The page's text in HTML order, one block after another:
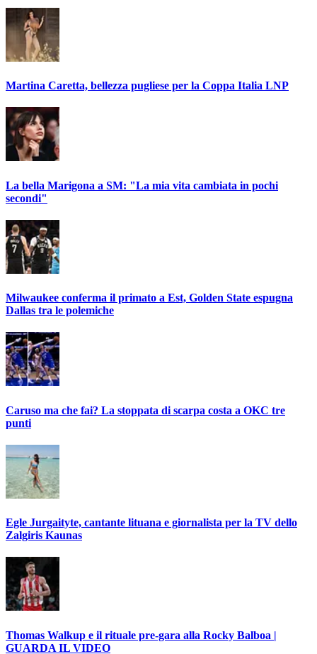
Martina Caretta, bellezza pugliese per la Coppa Italia LNP
La bella Marigona a SM: "La mia vita cambiata in pochi
secondi"
Milwaukee conferma il primato a Est, Golden State espugna
Dallas tra le polemiche
Caruso ma che fai? La stoppata di scarpa costa a OKC tre
punti
Egle Jurgaityte, cantante lituana e giornalista per la TV dello
Zalgiris Kaunas
Thomas Walkup e il rituale pre-gara alla Rocky Balboa |
GUARDA IL VIDEO